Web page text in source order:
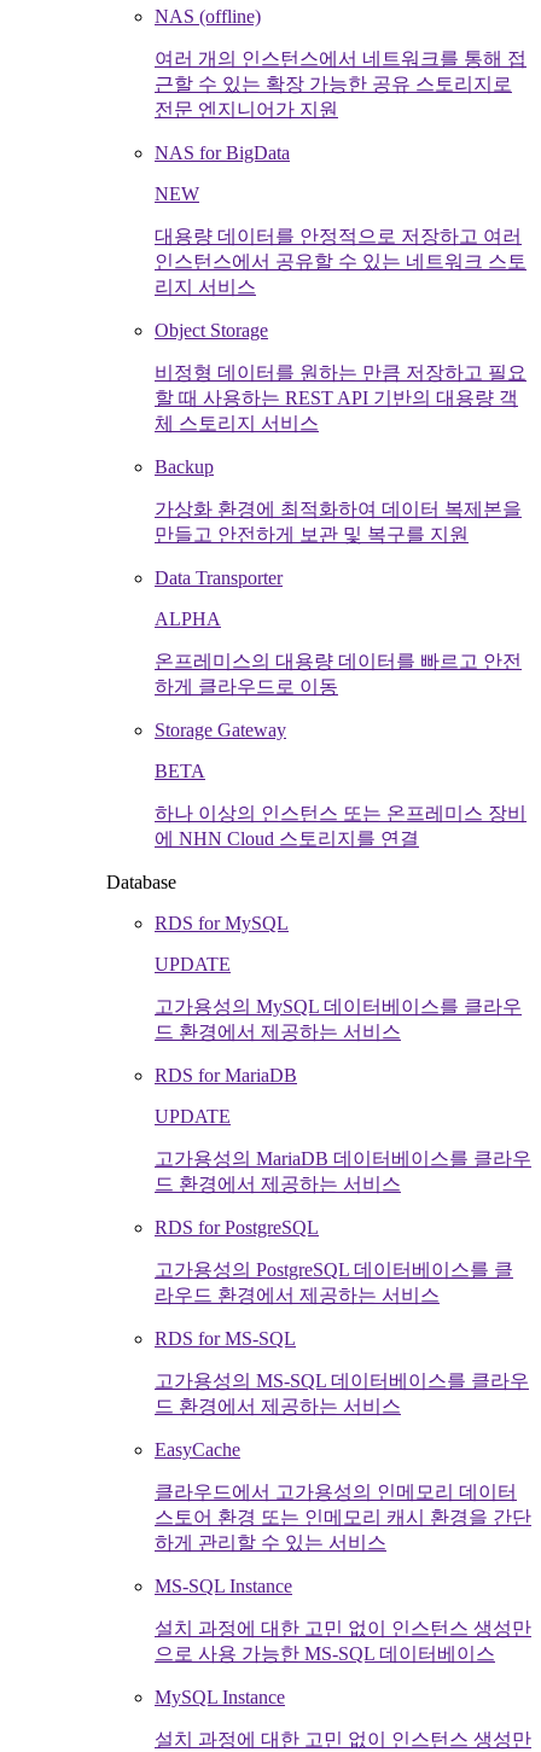
NAS (offline)
여러 개의 인스턴스에서 네트워크를 통해 접
근할 수 있는 확장 가능한 공유 스토리지로
전문 엔지니어가 지원
NAS for BigData
NEW
대용량 데이터를 안정적으로 저장하고 여러
인스턴스에서 공유할 수 있는 네트워크 스토
리지 서비스
Object Storage
비정형 데이터를 원하는 만큼 저장하고 필요
할 때 사용하는 REST API 기반의 대용량 객
체 스토리지 서비스
Backup
가상화 환경에 최적화하여 데이터 복제본을
만들고 안전하게 보관 및 복구를 지원
Data Transporter
ALPHA
온프레미스의 대용량 데이터를 빠르고 안전
하게 클라우드로 이동
Storage Gateway
BETA
하나 이상의 인스턴스 또는 온프레미스 장비
에 NHN Cloud 스토리지를 연결
Database
RDS for MySQL
UPDATE
고가용성의 MySQL 데이터베이스를 클라우
드 환경에서 제공하는 서비스
RDS for MariaDB
UPDATE
고가용성의 MariaDB 데이터베이스를 클라우
드 환경에서 제공하는 서비스
RDS for PostgreSQL
고가용성의 PostgreSQL 데이터베이스를 클
라우드 환경에서 제공하는 서비스
RDS for MS-SQL
고가용성의 MS-SQL 데이터베이스를 클라우
드 환경에서 제공하는 서비스
EasyCache
클라우드에서 고가용성의 인메모리 데이터
스토어 환경 또는 인메모리 캐시 환경을 간단
하게 관리할 수 있는 서비스
MS-SQL Instance
설치 과정에 대한 고민 없이 인스턴스 생성만
으로 사용 가능한 MS-SQL 데이터베이스
MySQL Instance
설치 과정에 대한 고민 없이 인스턴스 생성만